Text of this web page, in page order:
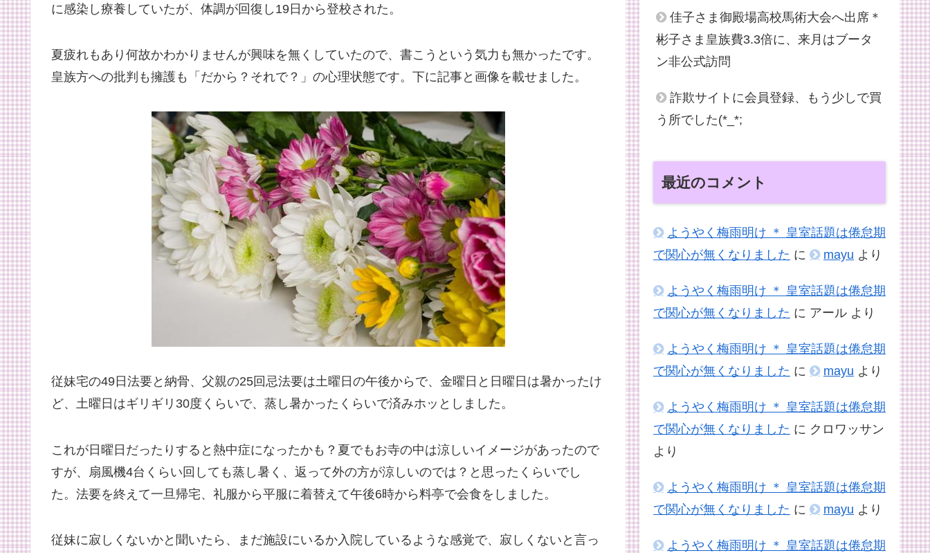
に感染し療養していたが、体調が回復し19日から登校された。
夏疲れもあり何故かわかりませんが興味を無くしていたので、書こうという気力も無かったです。
皇族方への批判も擁護も「だから？それで？」の心理状態です。下に記事と画像を載せました。
従妹宅の49日法要と納骨、父親の25回忌法要は土曜日の午後からで、金曜日と日曜日は暑かったけ
ど、土曜日はギリギリ30度くらいで、蒸し暑かったくらいで済みホッとしました。
これが日曜日だったりすると熱中症になったかも？夏でもお寺の中は涼しいイメージがあったので
すが、扇風機4台くらい回しても蒸し暑く、返って外の方が涼しいのでは？と思ったくらいでし
た。法要を終えて一旦帰宅、礼服から平服に着替えて午後6時から料亭で会食をしました。
従妹に寂しくないかと聞いたら、まだ施設にいるか入院しているような感覚で、寂しくないと言っ
佳子さま御殿場高校馬術大会へ出席＊
彬子さま皇族費3.3倍に、来月はブータ
ン非公式訪問
詐欺サイトに会員登録、もう少しで買
う所でした(*_*;
最近のコメント
ようやく梅雨明け ＊ 皇室話題は倦怠期
で関心が無くなりました に mayu より
ようやく梅雨明け ＊ 皇室話題は倦怠期
で関心が無くなりました に アール より
ようやく梅雨明け ＊ 皇室話題は倦怠期
で関心が無くなりました に mayu より
ようやく梅雨明け ＊ 皇室話題は倦怠期
で関心が無くなりました に クロワッサン
より
ようやく梅雨明け ＊ 皇室話題は倦怠期
で関心が無くなりました に mayu より
ようやく梅雨明け ＊ 皇室話題は倦怠期